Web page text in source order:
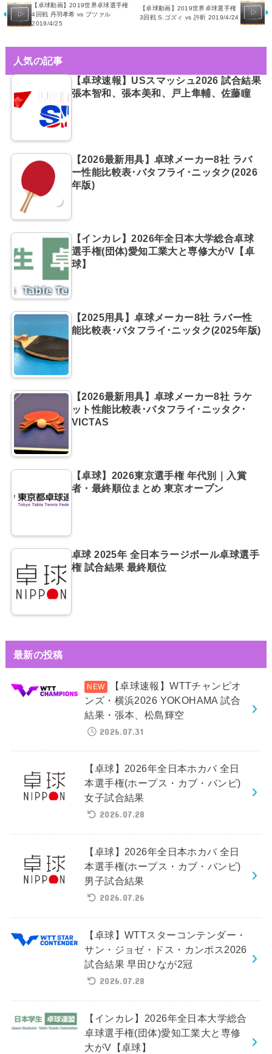
【卓球動画】2019世界卓球選手権
4回戦 丹羽孝希 vs プツァル
2019/4/25
【卓球動画】2019世界卓球選手権
3回戦 S.ゴズィ vs 許昕 2019/4/24
人気の記事
【卓球速報】USスマッシュ2026 試合結果
張本智和、張本美和、戸上隼輔、佐藤瞳
【2026最新用具】卓球メーカー8社 ラバ
ー性能比較表･バタフライ･ニッタク(2026
年版)
【インカレ】2026年全日本大学総合卓球
選手権(団体)愛知工業大と専修大がV【卓
球】
【2025用具】卓球メーカー8社 ラバー性
能比較表･バタフライ･ニッタク(2025年版)
【2026最新用具】卓球メーカー8社 ラケ
ット性能比較表･バタフライ･ニッタク･
VICTAS
【卓球】2026東京選手権 年代別｜入賞
者・最終順位まとめ 東京オープン
卓球 2025年 全日本ラージボール卓球選手
権 試合結果 最終順位
最新の投稿
【卓球速報】WTTチャンピオ
ンズ・横浜2026 YOKOHAMA 試合
結果・張本、松島輝空
2026.07.31
【卓球】2026年全日本ホカバ 全日
本選手権(ホープス・カブ・バンビ)
女子試合結果
2026.07.28
【卓球】2026年全日本ホカバ 全日
本選手権(ホープス・カブ・バンビ)
男子試合結果
2026.07.26
【卓球】WTTスターコンテンダー・
サン・ジョゼ・ドス・カンポス2026
試合結果 早田ひなが2冠
2026.07.28
【インカレ】2026年全日本大学総合
卓球選手権(団体)愛知工業大と専修
大がV【卓球】